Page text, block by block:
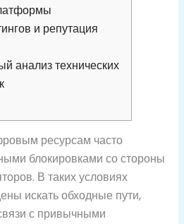
и репутация
анализ технических
ресурсам часто
блокировками со стороны
В таких условиях
искать обходные пути,
с привычными